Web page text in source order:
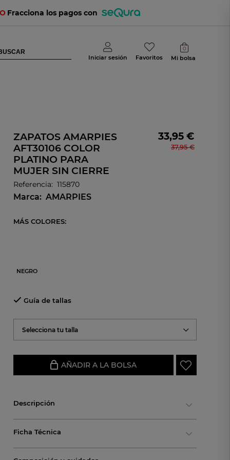
Fracciona los pagos con
Iniciar sesión Favoritos
0
Mi bolsa
ZAPATOS AMARPIES
AFT30106 COLOR
PLATINO PARA
MUJER SIN CIERRE
Referencia: 115870
Marca: AMARPIES
33,95 €
37,95 €
MÁS COLORES:
NEGRO
Guía de tallas
Selecciona tu talla
AÑADIR A LA BOLSA
Descripción
Ficha Técnica